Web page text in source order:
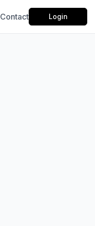
Contact Login